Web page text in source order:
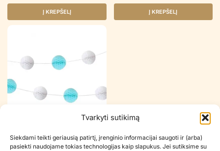
Tvarkyti sutikimą
Siekdami teikti geriausią patirtį, įrenginio informacijai saugoti ir (arba)
pasiekti naudojame tokias technologijas kaip slapukus. Jei sutiksime su
Į KREPŠELĮ Į KREPŠELĮ
Girlianda POM POM BLUE
€4.50